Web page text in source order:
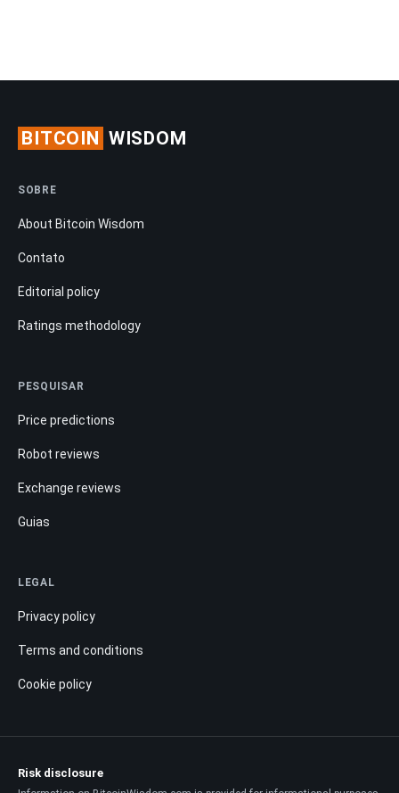
BITCOIN WISDOM
SOBRE
About Bitcoin Wisdom
Contato
Editorial policy
Ratings methodology
PESQUISAR
Price predictions
Robot reviews
Exchange reviews
Guias
LEGAL
Privacy policy
Terms and conditions
Cookie policy
Risk disclosure